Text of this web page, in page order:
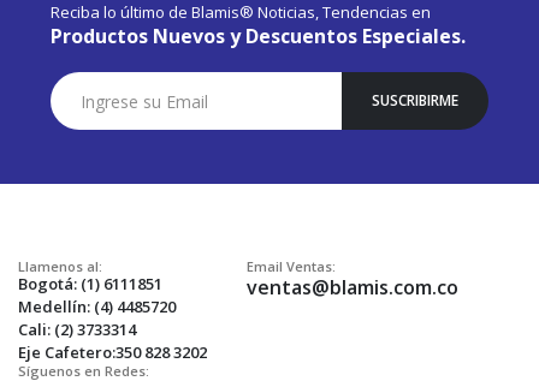
Reciba lo último de Blamis® Noticias, Tendencias en
Productos Nuevos y Descuentos Especiales.
Suscríbase
a
Nuestro
SUSCRIBIRME
Llamenos al:
Bogotá: (1) 6111851
Medellín: (4) 4485720
Cali: (2) 3733314
Eje Cafetero:350 828 3202
Email Ventas:
ventas@blamis.com.co
Síguenos en Redes: